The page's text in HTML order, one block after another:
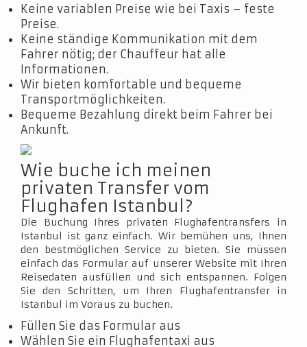
Keine variablen Preise wie bei Taxis – feste
Preise.
Keine ständige Kommunikation mit dem
Fahrer nötig; der Chauffeur hat alle
Informationen.
Wir bieten komfortable und bequeme
Transportmöglichkeiten.
Bequeme Bezahlung direkt beim Fahrer bei
Ankunft.
Wie buche ich meinen
privaten Transfer vom
Flughafen Istanbul?
Die Buchung Ihres privaten Flughafentransfers in
Istanbul ist ganz einfach. Wir bemühen uns, Ihnen
den bestmöglichen Service zu bieten. Sie müssen
einfach das Formular auf unserer Website mit Ihren
Reisedaten ausfüllen und sich entspannen. Folgen
Sie den Schritten, um Ihren Flughafentransfer in
Istanbul im Voraus zu buchen.
Füllen Sie das Formular aus
Wählen Sie ein Flughafentaxi aus